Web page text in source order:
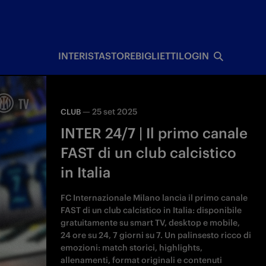
INTERISTASTOREBIGLIETTILOGIN
CLUB —25 set 2025
INTER 24/7 | Il primo canale
FAST di un club calcistico
in Italia
FC Internazionale Milano lancia il primo canale
FAST di un club calcistico in Italia: disponibile
gratuitamente su smart TV, desktop e mobile,
24 ore su 24, 7 giorni su 7. Un palinsesto ricco di
emozioni: match storici, highlights,
allenamenti, format originali e contenuti